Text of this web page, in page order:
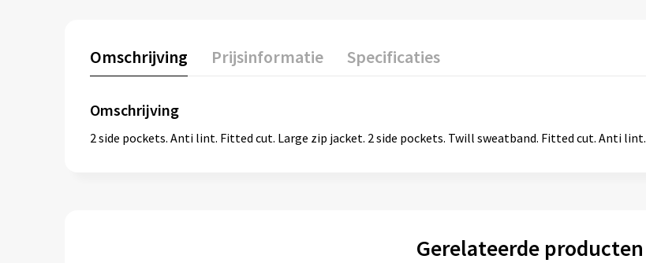
Omschrijving Prijsinformatie Specificaties
Omschrijving
2 side pockets. Anti lint. Fitted cut. Large zip jacket. 2 side pockets. Twill sweatband. Fitted cut. Anti lint.
Gerelateerde producten